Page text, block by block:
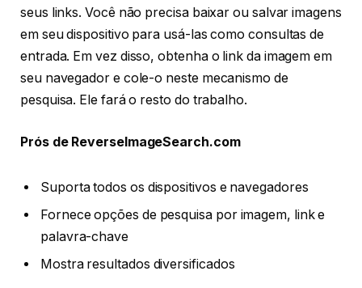
seus links. Você não precisa baixar ou salvar imagens
em seu dispositivo para usá-las como consultas de
entrada. Em vez disso, obtenha o link da imagem em
seu navegador e cole-o neste mecanismo de
pesquisa. Ele fará o resto do trabalho.
Prós de ReverseImageSearch.com
Suporta todos os dispositivos e navegadores
Fornece opções de pesquisa por imagem, link e
palavra-chave
Mostra resultados diversificados